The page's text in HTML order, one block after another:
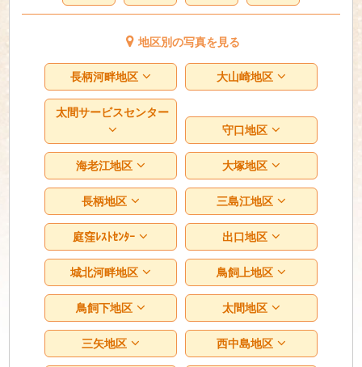
地区別の写真を見る
長柄河畔地区 大山崎地区
太間サービスセンター
守口地区
海老江地区 大塚地区
長柄地区 三島江地区
庭窪ﾚｽﾄｾﾝﾀｰ 出口地区
城北河畔地区 鳥飼上地区
鳥飼下地区 太間地区
三矢地区 西中島地区